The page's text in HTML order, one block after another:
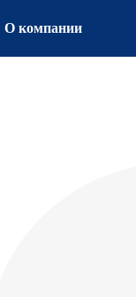
О компании